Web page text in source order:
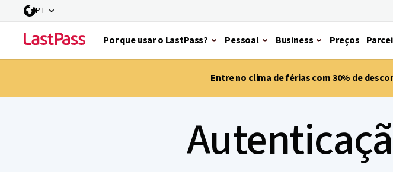
PT
Por que usar o LastPass? Pessoal Business Preços
Entre no clima de férias com 30% de